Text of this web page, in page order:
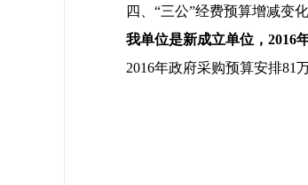
四、“三公”经费预算增减变
我单位是新成立单位， 2016
2016年政府采购预算安排81